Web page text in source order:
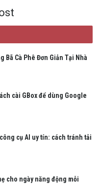
Bã Cà Phê Đơn Giản Tại Nhà
cài GBox để dùng Google
cụ AI uy tín: cách tránh tải
cho ngày năng động mỗi